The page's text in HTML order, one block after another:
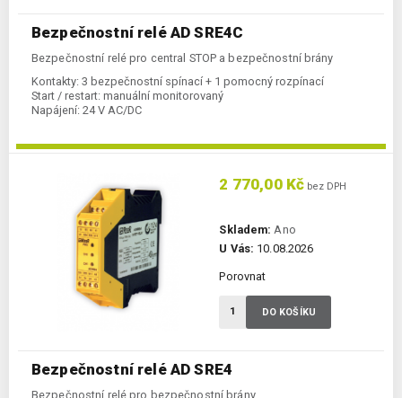
Bezpečnostní relé AD SRE4C
Bezpečnostní relé pro central STOP a bezpečnostní brány
Kontakty: 3 bezpečnostní spínací + 1 pomocný rozpínací
Start / restart: manuální monitorovaný
Napájení: 24 V AC/DC
Bezpečnostní relé AD SRE4
Bezpečnostní relé pro bezpečnostní brány
2 770,00 Kč bez DPH
Skladem: Ano
U Vás: 10.08.2026
Porovnat
DO KOŠÍKU